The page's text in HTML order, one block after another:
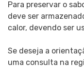
Para preservar o
deve ser
calor, devendo ser
Se deseja a
uma consulta na